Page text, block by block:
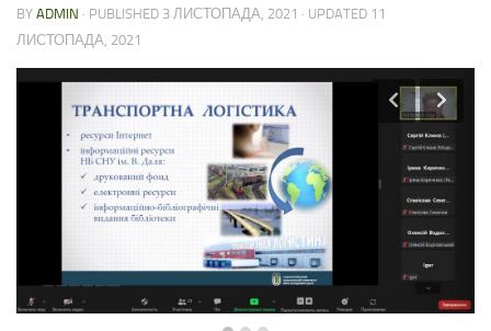
BY ADMIN · PUBLISHED 3 ЛИСТОПАДА, 2021 · UPDATED 11
ЛИСТОПАДА, 2021